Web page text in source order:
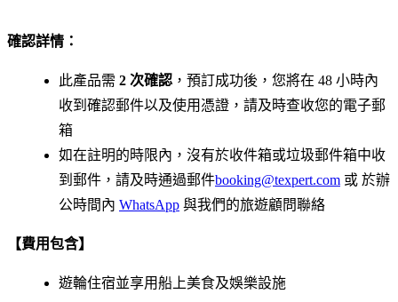
確認詳情：
此產品需 2 次確認 ，預訂成功後，您將在 48 小時內
收到確認郵件以及使用憑證，請及時查收您的電子郵
箱
如在註明的時限內，沒有於收件箱或垃圾郵件箱中收
到郵件，請及時通過郵件booking@texpert.com 或 於辦
公時間內 WhatsApp 與我們的旅遊顧問聯絡
【費用包含】
遊輪住宿並享用船上美食及娛樂設施